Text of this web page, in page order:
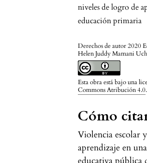
niveles de logro de
educación primaria
Derechos de autor 2020
Helen Juddy Mamani
Esta obra está bajo una
Commons Atribución 4.0.
Cómo
Violencia escolar
aprendizaje en